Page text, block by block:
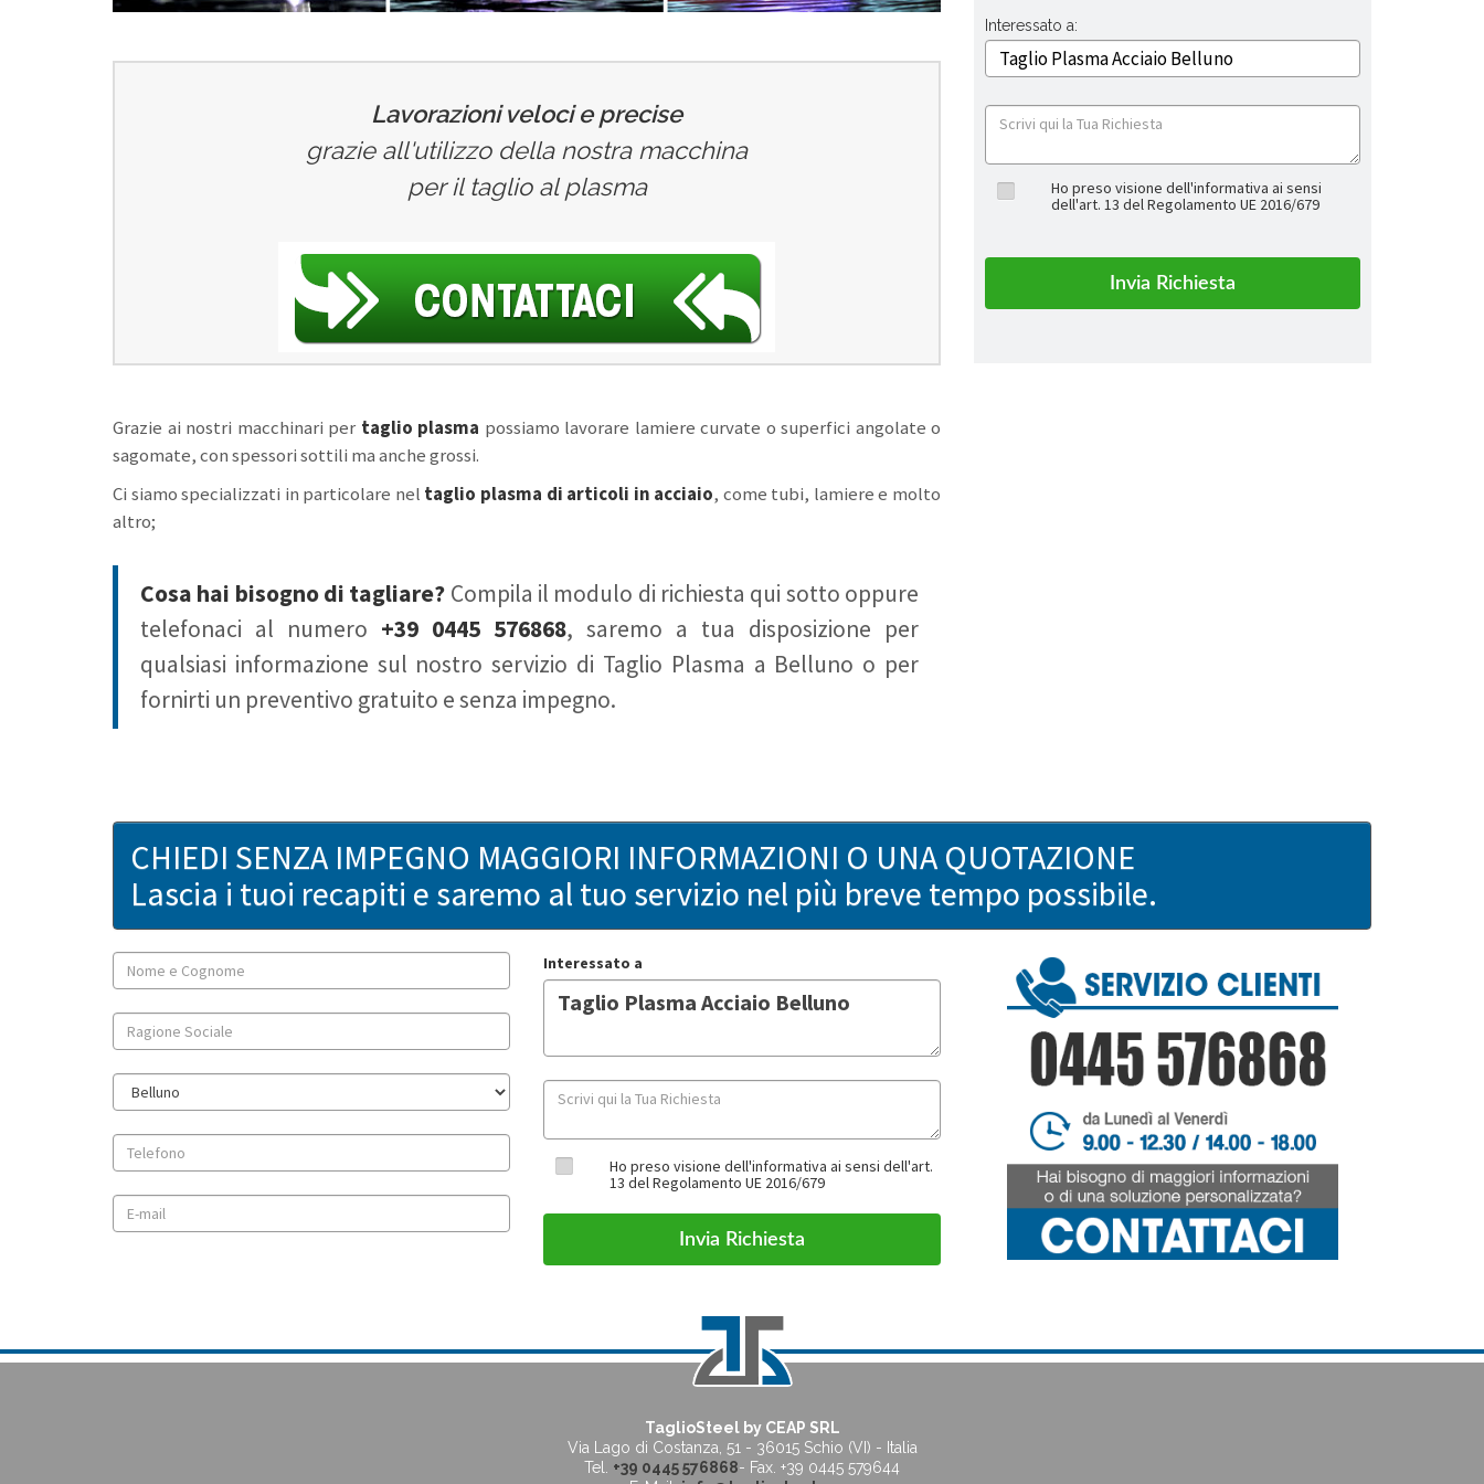
Lavorazioni veloci e precise
grazie all'utilizzo della nostra macchina
per il taglio al plasma
Grazie ai nostri macchinari per taglio plasma possiamo lavorare lamiere curvate o superfici angolate o
sagomate, con spessori sottili ma anche grossi.
Ci siamo specializzati in particolare nel taglio plasma di articoli in acciaio, come tubi, lamiere e molto
altro;
Cosa hai bisogno di tagliare? Compila il modulo di richiesta qui sotto oppure
telefonaci al numero +39 0445 576868, saremo a tua disposizione per
qualsiasi informazione sul nostro servizio di Taglio Plasma a Belluno o per
fornirti un preventivo gratuito e senza impegno.
Interessato a:
Ho preso visione dell'informativa ai sensi
dell'art. 13 del Regolamento UE 2016/679
CHIEDI SENZA IMPEGNO MAGGIORI INFORMAZIONI O UNA QUOTAZIONE
Lascia i tuoi recapiti e saremo al tuo servizio nel più breve tempo possibile.
Interessato a
Ho preso visione dell'informativa ai sensi dell'art.
13 del Regolamento UE 2016/679
TaglioSteel by CEAP SRL
Via Lago di Costanza, 51 - 36015 Schio (VI) - Italia
Tel. +39 0445 576868- Fax. +39 0445 579644